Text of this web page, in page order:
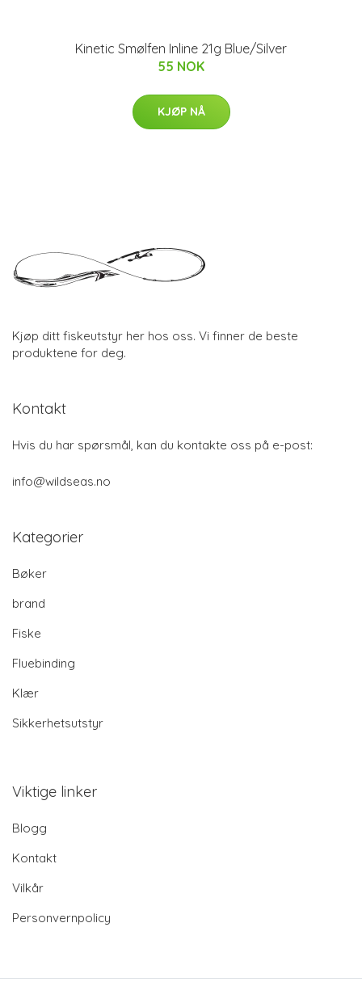
Kinetic Smølfen Inline 21g Blue/Silver
55 NOK
KJØP NÅ
Kjøp ditt fiskeutstyr her hos oss. Vi finner de beste
produktene for deg.
Kontakt
Hvis du har spørsmål, kan du kontakte oss på e-post:
info@wildseas.no
Kategorier
Bøker
brand
Fiske
Fluebinding
Klær
Sikkerhetsutstyr
Viktige linker
Blogg
Kontakt
Vilkår
Personvernpolicy